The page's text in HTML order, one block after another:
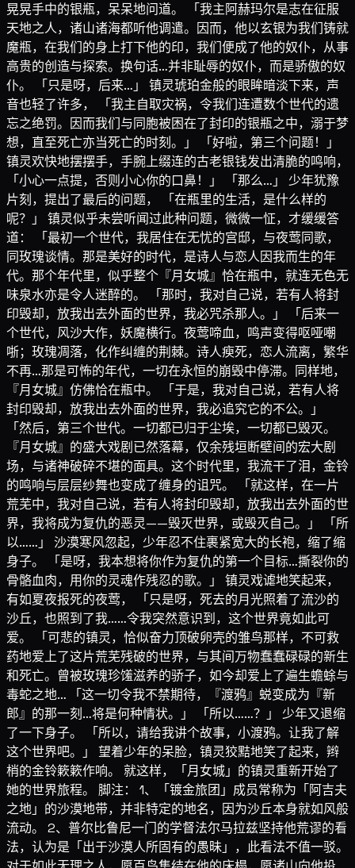
晃晃手中的银瓶，呆呆地问道。 「我主阿赫玛尔是志在征服
天地之人，诸山诸海都听他调遣。因而，他以玄银为我们铸就
魔瓶，在我们的身上打下他的印，我们便成了他的奴仆，从事
高贵的创造与探索。换句话…并非耻辱的奴仆，而是骄傲的奴
仆。 「只是呀，后来…」 镇灵琥珀金般的眼眸暗淡下来，声
音也轻了许多， 「我主自取灾祸，令我们连遭数个世代的遗
忘之绝罚。因而我们与同胞被困在了封印的银瓶之中，溺于梦
想，直至死亡亦当死亡的时刻。」 「好啦，第三个问题！」
镇灵欢快地摆摆手，手腕上缀连的古老银钱发出清脆的鸣响，
「小心一点提，否则小心你的口鼻！」 「那么…」 少年犹豫
片刻，提出了最后的问题， 「在瓶里的生活，是什么样的
呢？」 镇灵似乎未尝听闻过此种问题，微微一怔，才缓缓答
道： 「最初一个世代，我居住在无忧的宫邸，与夜莺同歌，
同玫瑰谈情。那是美好的时代，是诗人与恋人因我而生的年
代。那个年代里，似乎整个『月女城』恰在瓶中，就连无色无
味泉水亦是令人迷醉的。 「那时，我对自己说，若有人将封
印毁却，放我出去外面的世界，我必咒杀那人。」 「后来一
个世代，风沙大作，妖魔横行。夜莺啼血，鸣声变得呕哑嘲
哳；玫瑰凋落，化作纠缠的荆棘。诗人瘐死，恋人流离，繁华
不再…那是可怖的年代，一切在永恒的崩毁中停滞。同样地，
『月女城』仿佛恰在瓶中。 「于是，我对自己说，若有人将
封印毁却，放我出去外面的世界，我必追究它的不公。」
「然后，第三个世代。一切都已归于尘埃，一切都已毁灭。
『月女城』的盛大戏剧已然落幕，仅余残垣断壁间的宏大剧
场，与诸神破碎不堪的面具。这个时代里，我流干了泪，金铃
的鸣响与层层纱舞也变成了缠身的诅咒。 「就这样，在一片
荒芜中，我对自己说，若有人将封印毁却，放我出去外面的世
界，我将成为复仇的恶灵——毁灭世界，或毁灭自己。」 「所
以……」 沙漠寒风忽起，少年忍不住裹紧宽大的长袍，缩了缩
身子。 「是呀，我本想将你作为复仇的第一个目标…撕裂你的
骨骼血肉，用你的灵魂作残忍的歌。」 镇灵戏谑地笑起来，
有如夏夜报死的夜莺， 「只是呀，死去的月光照着了流沙的
沙丘，也照到了我……令我突然意识到，这个世界竟如此可
爱。 「可悲的镇灵，恰似奋力顶破卵壳的雏鸟那样，不可救
药地爱上了这片荒芜残破的世界，与其间万物蠢蠢碌碌的新生
和死亡。曾被玫瑰珍馐滋养的骄子，如今却爱上了遍生蟾蜍与
毒蛇之地… 「这一切令我不禁期待，『渡鸦』蜕变成为『新
郎』的那一刻…将是何种情状。」 「所以……？」 少年又退缩
了一下身子。 「所以，请给我讲个故事，小渡鸦。让我了解
这个世界吧。」 望着少年的呆脸，镇灵狡黠地笑了起来，辫
梢的金铃簌簌作响。 就这样，「月女城」的镇灵重新开始了
她的世界旅程。 脚注： 1、「镀金旅团」成员常称为「阿吉夫
之地」的沙漠地带，并非特定的地名，因为沙丘本身就如风般
流动。 2、普尔比鲁尼一门的学督法尔马拉兹坚持他荒谬的看
法，认为是「出于沙漠人所固有的愚昧」，此看法不值一驳。